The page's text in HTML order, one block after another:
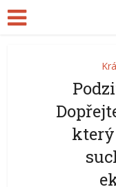
který